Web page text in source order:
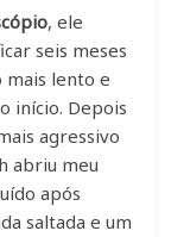
, ele
seis meses
mais lento e
início. Depois
agressivo
abriu meu
após
saltada e um